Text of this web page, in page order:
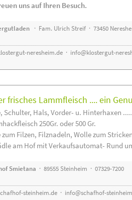
uns auf Ihren Besuch.
· Fam. Ulrich Streif · 73450
neresheim.de · info@klostergut-
frisches Lammfleisch .... ein
Schulter, Hals, Vorder- u. Hinterhaxen
250Gr. oder 500 Gr.
zum Filzen, Filznadeln, Wolle zum
am Hof mit Verkaufsautomat- Rund
Smietana · 89555 Steinheim · 07329-7200
steinheim.de · info@schafhof-